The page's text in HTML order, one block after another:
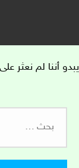
يبدو أننا لم نعثر